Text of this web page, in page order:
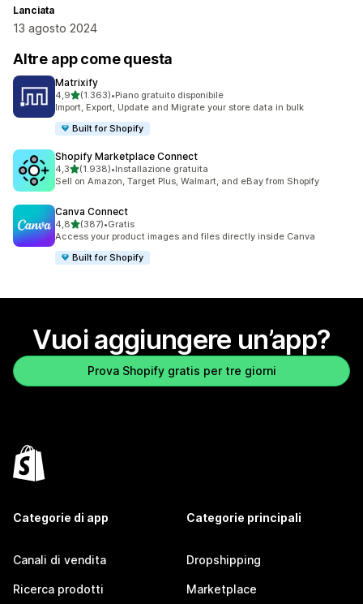
Lanciata
13 agosto 2024
Altre app come questa
Matrixify
4,9stelle su 5
(1.363)
1363 recensioni totali
•Piano gratuito disponibile
Import, Export, Update and Migrate your store data in bulk
Built for Shopify
Shopify Marketplace Connect
4,3stelle su 5
(1.938)
1938 recensioni totali
•Installazione gratuita
Sell on Amazon, Target Plus, Walmart, and eBay from Shopify
Canva Connect
4,8stelle su 5
(387)
387 recensioni totali
•Gratis
Access your product images and files directly inside Canva
Built for Shopify
Vuoi aggiungere un’app?
Prova Shopify gratis per tre giorni
Categorie di app
Canali di vendita
Ricerca prodotti
Categorie principali
Dropshipping
Marketplace